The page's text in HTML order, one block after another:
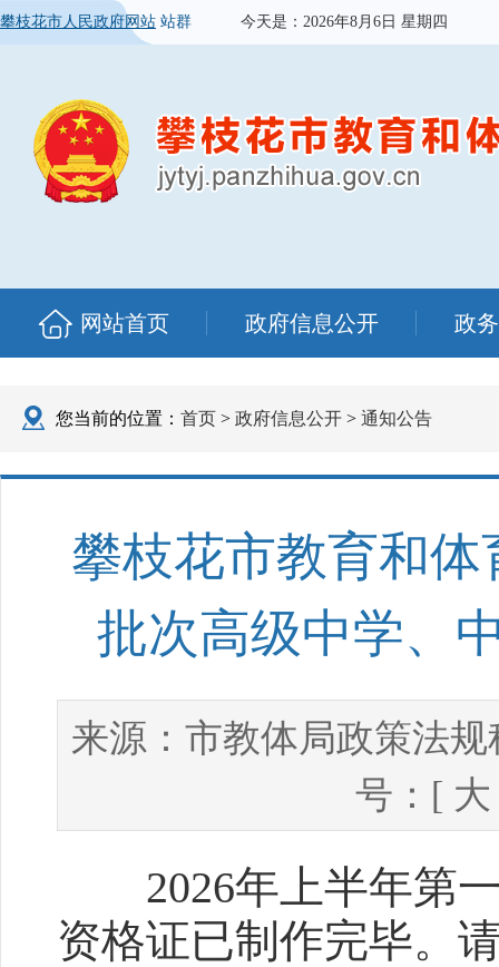
攀枝花市人民政府网站 站群 今天是： 2026年8月6日 星期四
网站首页 政府信息公开 政
您当前的位置： 首页 > 政府信息公开 > 通知公告
攀枝花市教育和体
批次高级中学、
来源： 市教体局政策法规
号：[ 大
2026年上半年第一
资格证已制作完毕。